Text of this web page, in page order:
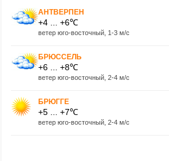
АНТВЕРПЕН
+4 ... +6℃
ветер юго-восточный, 1-3 м/с
БРЮССЕЛЬ
+6 ... +8℃
ветер юго-восточный, 2-4 м/с
БРЮГГЕ
+5 ... +7℃
ветер юго-восточный, 2-4 м/с